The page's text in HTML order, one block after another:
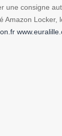
une consigne
Amazon